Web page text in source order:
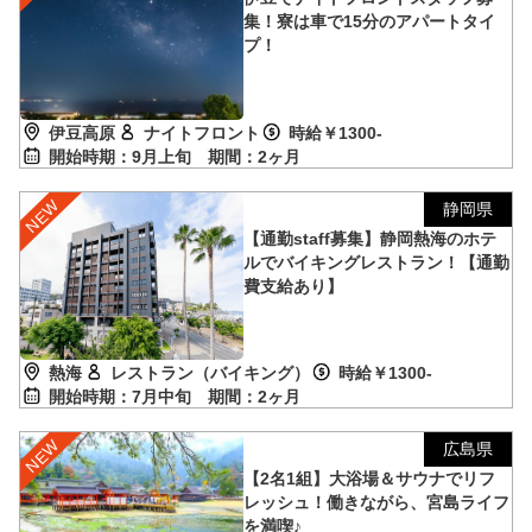
集！寮は車で15分のアパートタイ
プ！
伊豆高原 ナイトフロント
時給￥1300-
開始時期：9月上旬 期間：2ヶ月
静岡県
【通勤staff募集】静岡熱海のホテ
ルでバイキングレストラン！【通勤
費支給あり】
熱海 レストラン（バイキング）
時給￥1300-
開始時期：7月中旬 期間：2ヶ月
広島県
【2名1組】大浴場＆サウナでリフ
レッシュ！働きながら、宮島ライフ
を満喫♪